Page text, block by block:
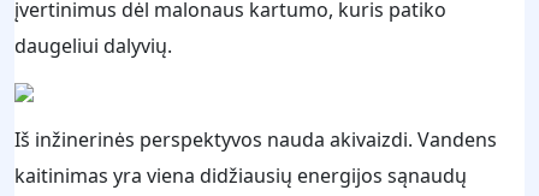
įvertinimus dėl malonaus kartumo, kuris patiko
daugeliui dalyvių.
Iš inžinerinės perspektyvos nauda akivaizdi. Vandens
kaitinimas yra viena didžiausių energijos sąnaudų